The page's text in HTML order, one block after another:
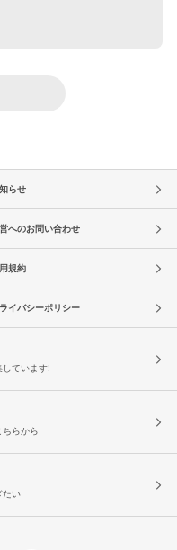
らせ
へのお問い合わせ
規約
イバシーポリシー
しています!
ちらから
たい